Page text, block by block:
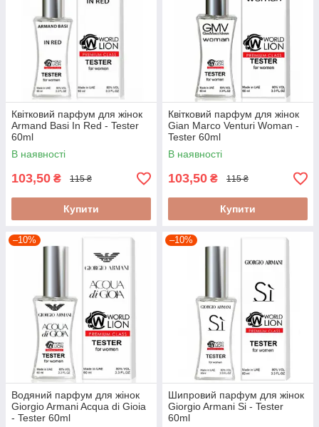
Квітковий парфум для жінок
Armand Basi In Red - Tester
60ml
В наявності
103,50 ₴ 115 ₴
Купити
Квітковий парфум для жінок
Gian Marco Venturi Woman -
Tester 60ml
В наявності
103,50 ₴ 115 ₴
Купити
–10%
Водяний парфум для жінок
Giorgio Armani Acqua di Gioia
- Tester 60ml
–10%
Шипровий парфум для жінок
Giorgio Armani Si - Tester
60ml